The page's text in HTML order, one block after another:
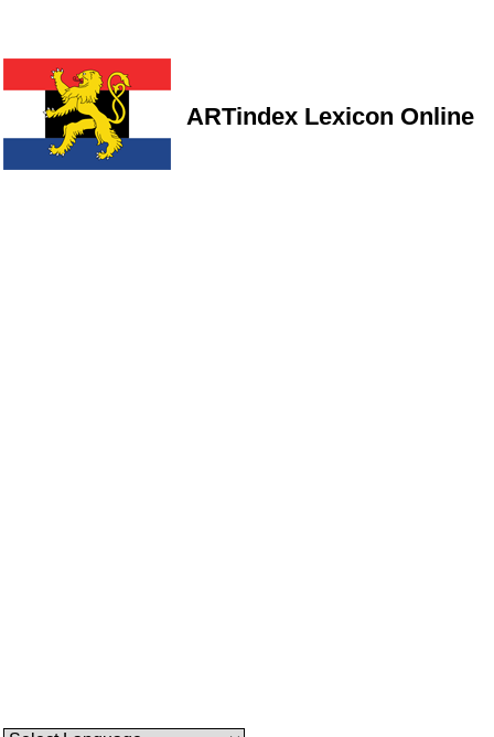
ARTindex Lexicon Online